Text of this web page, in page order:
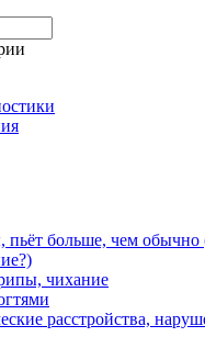
пьёт больше, чем
чихание
расстройства,